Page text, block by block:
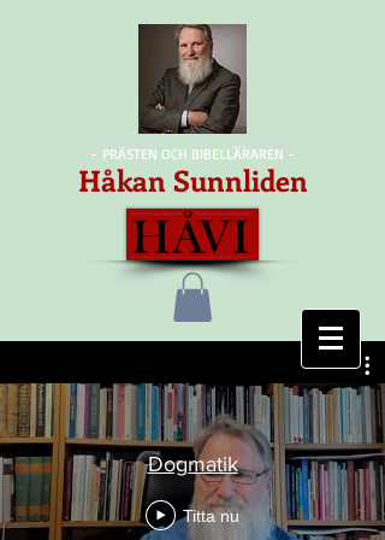
- PRÄSTEN OCH BIBELLÄRAREN -
Håkan Sunnliden
Dogmatik
Titta nu